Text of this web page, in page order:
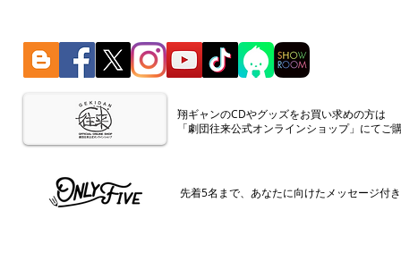
​翔ギャンのCDやグッズをお買い求めの方は
「劇団往来公式オンラインショップ」にてご
先着5名まで、あなたに向けたメッセージ付